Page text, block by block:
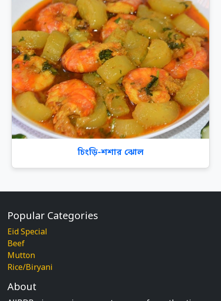
চিংড়ি-শশার ঝোল
Popular Categories
Eid Special
Beef
Mutton
Rice/Biryani
About